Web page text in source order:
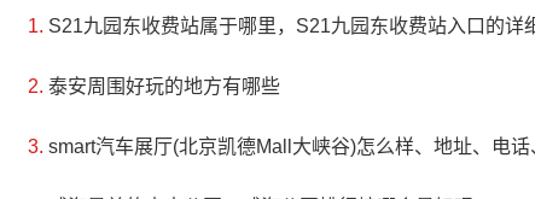
S21九园东收费站属于哪里，S21九园东收费站入口的详
泰安周围好玩的地方有哪些
smart汽车展厅(北京凯德Mall大峡谷)怎么样、地址、电话